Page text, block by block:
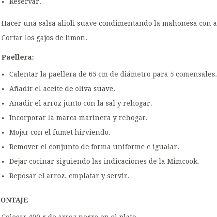
Hacer una salsa alioli suave condimentando la mahonesa con
Cortar los gajos de limon.
Paellera:
Calentar la paellera de 65 cm de diámetro para 5 comensales.
Añadir el aceite de oliva suave.
Añadir el arroz junto con la sal y rehogar.
Incorporar la marca marinera y rehogar.
Mojar con el fumet hirviendo.
Remover el conjunto de forma uniforme e igualar.
Dejar cocinar siguiendo las indicaciones de la Mimcook.
Reposar el arroz, emplatar y servir.